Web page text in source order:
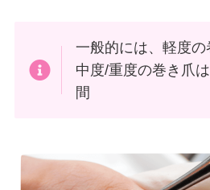
一般的には、軽度の
中度/重度の巻き爪
間